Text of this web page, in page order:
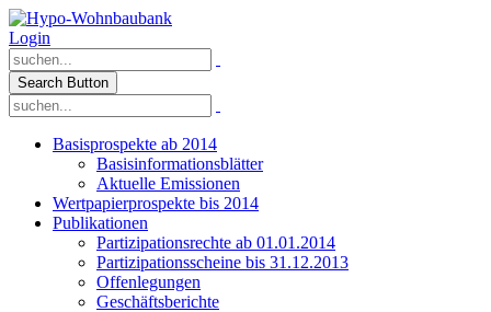
Login
Search Button
Basisprospekte ab 2014
Basisinformationsblätter
Aktuelle Emissionen
Wertpapierprospekte bis 2014
Publikationen
Partizipationsrechte ab 01.01.2014
Partizipationsscheine bis 31.12.2013
Offenlegungen
Geschäftsberichte